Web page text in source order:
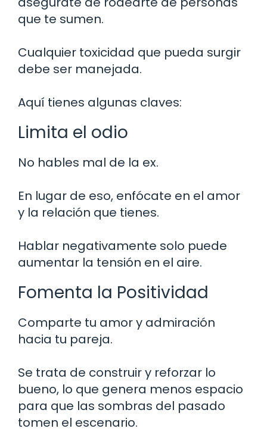
que te sumen.
Cualquier toxicidad que pueda surgir
debe ser manejada.
Aquí tienes algunas claves:
Limita el odio
No hables mal de la ex.
En lugar de eso, enfócate en el amor
y la relación que tienes.
Hablar negativamente solo puede
aumentar la tensión en el aire.
Fomenta la Positividad
Comparte tu amor y admiración
hacia tu pareja.
Se trata de construir y reforzar lo
bueno, lo que genera menos espacio
para que las sombras del pasado
tomen el escenario.